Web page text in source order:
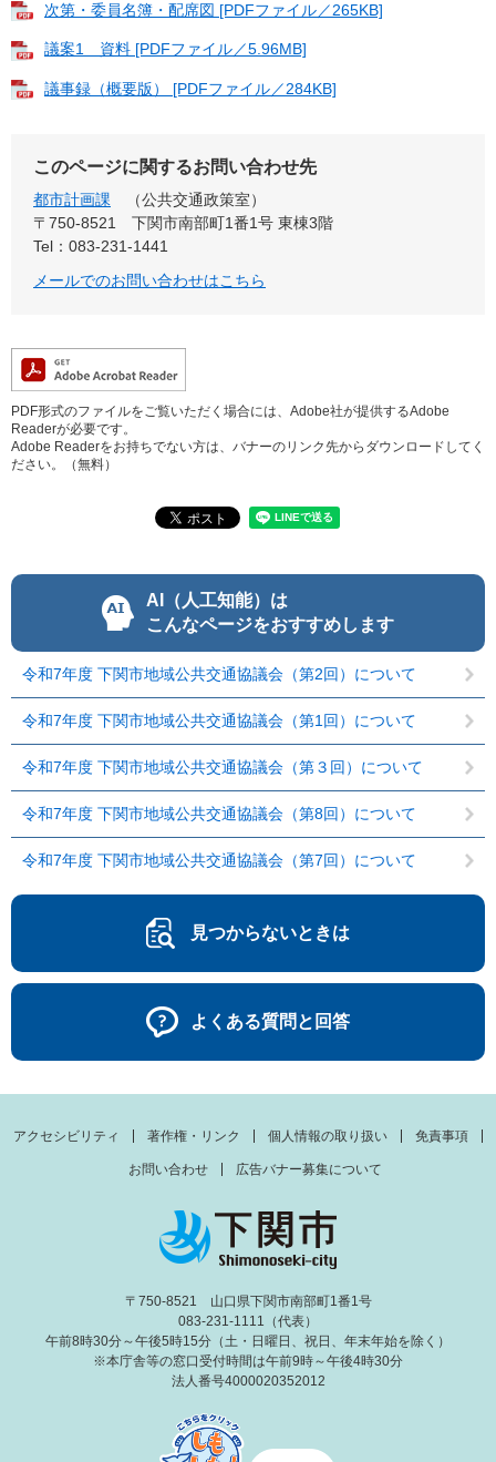
次第・委員名簿・配席図 [PDFファイル／265KB]
議案1 資料 [PDFファイル／5.96MB]
議事録（概要版） [PDFファイル／284KB]
このページに関するお問い合わせ先
都市計画課
公共交通政策室
〒750-8521
下関市南部町1番1号 東棟3階
Tel：083-231-1441
メールでのお問い合わせはこちら
PDF形式のファイルをご覧いただく場合には、Adobe社が提供するAdobe
Readerが必要です。
Adobe Readerをお持ちでない方は、バナーのリンク先からダウンロードしてく
ださい。（無料）
AI（人工知能）は
こんなページをおすすめします
令和7年度 下関市地域公共交通協議会（第2回）について
令和7年度 下関市地域公共交通協議会（第1回）について
令和7年度 下関市地域公共交通協議会（第３回）について
令和7年度 下関市地域公共交通協議会（第8回）について
令和7年度 下関市地域公共交通協議会（第7回）について
見つからないときは
よくある質問と回答
アクセシビリティ 著作権・リンク 個人情報の取り扱い 免責事項
お問い合わせ 広告バナー募集について
〒750-8521 山口県下関市南部町1番1号
083-231-1111（代表）
午前8時30分～午後5時15分（土・日曜日、祝日、年末年始を除く）
※本庁舎等の窓口受付時間は午前9時～午後4時30分
法人番号4000020352012